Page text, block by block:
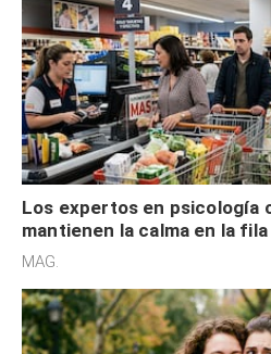
Los expertos en psicología
mantienen la calma en la
cognitiva, gratitud y no solo
MAG.